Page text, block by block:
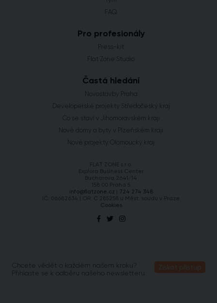
FAQ
Pro profesionály
Press-kit
Flat Zone Studio
Častá hledání
Novostavby Praha
Developerské projekty Středočeský kraj
Co se staví v Jihomoravském kraji
Nové domy a byty v Plzeňském kraji
Nové projekty Olomoucký kraj
FLAT ZONE s.r.o.
Explora Business Center
Bucharova 2641/14
158 00 Praha 5
info@flatzone.cz
724 274 348
IČ: 06682634 | OR: C 285258 u Měst. soudu v Praze
Cookies
Chcete vědět o každém našem kroku?
Přihlaste se k odběru našeho newsletteru
Získat přístup